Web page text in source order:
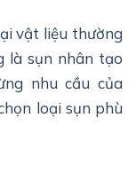
vật liệu thường
là sụn nhân tạo
nhu cầu của
loại sụn phù